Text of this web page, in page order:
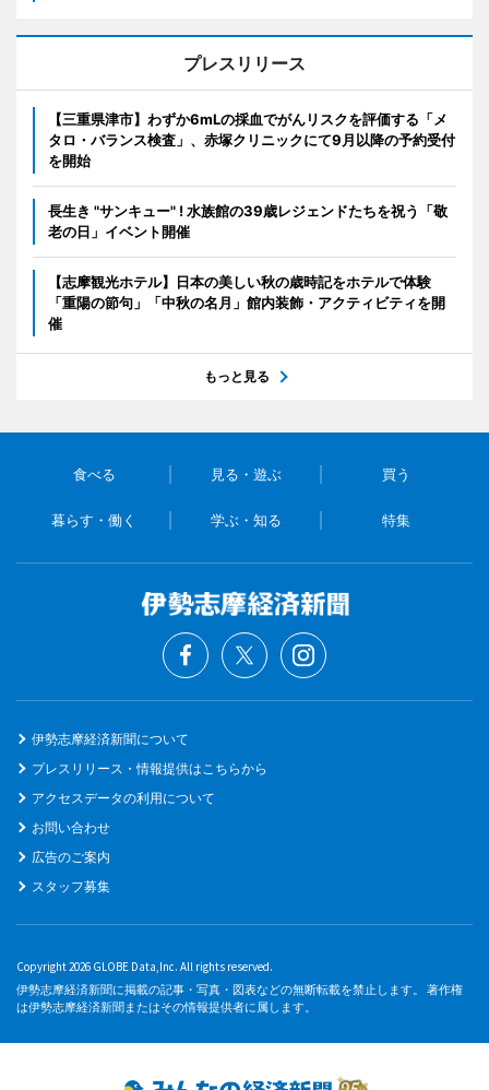
プレスリリース
【三重県津市】わずか6mLの採血でがんリスクを評価する「メ
タロ・バランス検査」、赤塚クリニックにて9月以降の予約受付
を開始
長生き "サンキュー" ! 水族館の39歳レジェンドたちを祝う「敬
老の日」イベント開催
【志摩観光ホテル】日本の美しい秋の歳時記をホテルで体験
「重陽の節句」「中秋の名月」館内装飾・アクティビティを開
催
もっと見る
食べる 見る・遊ぶ 買う
暮らす・働く 学ぶ・知る 特集
伊勢志摩経済新聞について
プレスリリース・情報提供はこちらから
アクセスデータの利用について
お問い合わせ
広告のご案内
スタッフ募集
Copyright 2026 GLOBE Data,Inc. All rights reserved.
伊勢志摩経済新聞に掲載の記事・写真・図表などの無断転載を禁止します。 著作権
は伊勢志摩経済新聞またはその情報提供者に属します。